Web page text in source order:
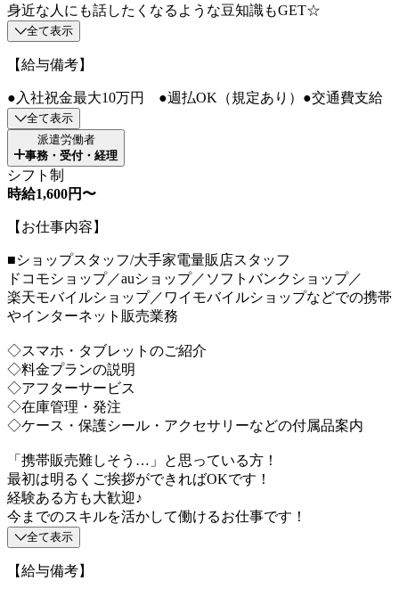
身近な人にも話したくなるような豆知識もGET☆
全て表示
【給与備考】
●入社祝金最大10万円 ●週払OK（規定あり）●交通費支給
全て表示
派遣労働者
事務・受付・経理
シフト制
時給1,600円〜
【お仕事内容】
■ショップスタッフ/大手家電量販店スタッフ
ドコモショップ／auショップ／ソフトバンクショップ／
楽天モバイルショップ／ワイモバイルショップなどでの携帯
やインターネット販売業務
◇スマホ・タブレットのご紹介
◇料金プランの説明
◇アフターサービス
◇在庫管理・発注
◇ケース・保護シール・アクセサリーなどの付属品案内
「携帯販売難しそう…」と思っている方！
最初は明るくご挨拶ができればOKです！
経験ある方も大歓迎♪
今までのスキルを活かして働けるお仕事です！
全て表示
【給与備考】